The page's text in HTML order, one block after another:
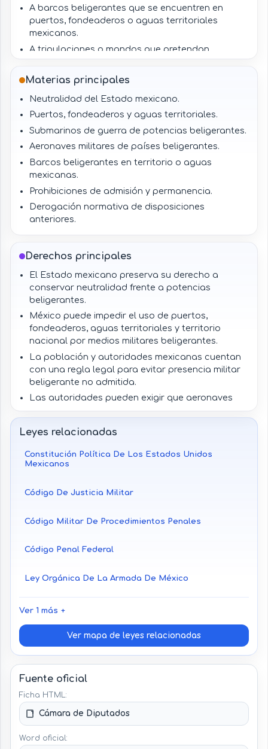
con justicia militar y penal federal.
A barcos beligerantes que se encuentren en
puertos, fondeaderos o aguas territoriales
mexicanos.
A tripulaciones o mandos que pretendan
ingresar, permanecer o desplegar aeronaves en
zonas mexicanas.
migratorias o de seguridad que deban ejecutar
prohibiciones de admisión o permanencia.
Materias principales
Neutralidad del Estado mexicano.
Puertos, fondeaderos y aguas territoriales.
Submarinos de guerra de potencias beligerantes.
Aeronaves militares de países beligerantes.
Barcos beligerantes en territorio o aguas
mexicanas.
Prohibiciones de admisión y permanencia.
Derogación normativa de disposiciones
anteriores.
Coordinación con legislación militar y penal
Derechos principales
El Estado mexicano preserva su derecho a
conservar neutralidad frente a potencias
beligerantes.
México puede impedir el uso de puertos,
fondeaderos, aguas territoriales y territorio
nacional por medios militares beligerantes.
La población y autoridades mexicanas cuentan
con una regla legal para evitar presencia militar
beligerante no admitida.
Las autoridades pueden exigir que aeronaves
militares o submarinos beligerantes no ingresen
Leyes relacionadas
Constitución Política De Los Estados Unidos
Mexicanos
Código De Justicia Militar
Código Militar De Procedimientos Penales
Código Penal Federal
Ley Orgánica De La Armada De México
Ver 1 más
Ver mapa de leyes relacionadas
Fuente oficial
Ficha HTML:
Cámara de Diputados
Word oficial: